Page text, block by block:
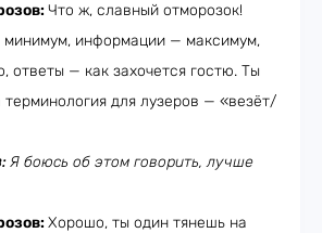
Что ж, славный отморозок!
информации — максимум,
ответы — как захочется гостю. Ты
терминология для лузеров — «везёт/
Я боюсь об этом говорить, лучше
Хорошо, ты один тянешь на